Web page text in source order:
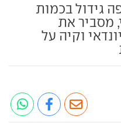
גידול בכמות
מסביר את
וקיה על